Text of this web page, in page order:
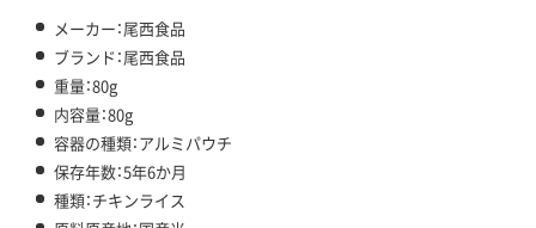
メーカー：尾西食品
ブランド：尾西食品
重量：80g
内容量：80g
容器の種類：アルミパウチ
保存年数：5年6か月
種類：チキンライス